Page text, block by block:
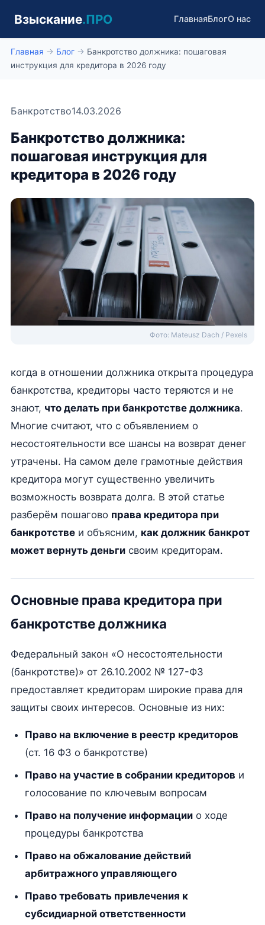
Взыскание.ПРО ГлавнаяБлогО нас
Главная → Блог→ Банкротство должника: пошаговая
инструкция для кредитора в 2026 году
Банкротство14.03.2026
Банкротство должника:
пошаговая инструкция для
кредитора в 2026 году
Фото: Mateusz Dach / Pexels
когда в отношении должника открыта процедура
банкротства, кредиторы часто теряются и не
знают, что делать при банкротстве должника.
Многие считают, что с объявлением о
несостоятельности все шансы на возврат денег
утрачены. На самом деле грамотные действия
кредитора могут существенно увеличить
возможность возврата долга. В этой статье
разберём пошагово права кредитора при
банкротствеи объясним, как должник банкрот
может вернуть деньгисвоим кредиторам.
Основные права кредитора при
банкротстве должника
Федеральный закон «О несостоятельности
(банкротстве)» от 26.10.2002 № 127-ФЗ
предоставляет кредиторам широкие права для
защиты своих интересов. Основные из них:
Право на включение в реестр кредиторов
(ст. 16 ФЗ о банкротстве)
Право на участие в собрании кредиторов и
голосование по ключевым вопросам
Право на получение информациио ходе
процедуры банкротства
Право на обжалование действий
арбитражного управляющего
Право требовать привлечения к
субсидиарной ответственности